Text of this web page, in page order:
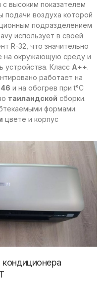
с высоким показателем
подачи воздуха которой
подразделением
использует в своей
R-32, что значительно
на окружающую среду и
устройства. Класс А++.
работает на
и на обогрев при t°C
таиландской сборки.
формами.
цвете и корпус